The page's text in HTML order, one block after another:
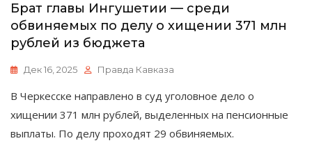
Брат главы Ингушетии — среди
обвиняемых по делу о хищении 371 млн
рублей из бюджета
Дек 16, 2025 Правда Кавказа
В Черкесске направлено в суд уголовное дело о
хищении 371 млн рублей, выделенных на пенсионные
выплаты. По делу проходят 29 обвиняемых.